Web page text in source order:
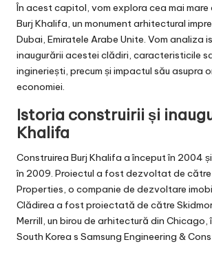
În acest capitol, vom explora cea mai mare
Burj Khalifa, un monument arhitectural
Dubai, Emiratele Arabe Unite. Vom analiza
inaugurării acestei clădiri, caracteristicile
ingineriești, precum și impactul său asupra
economiei.
Istoria construirii și
Khalifa
Construirea Burj Khalifa a început în 2004
în 2009. Proiectul a fost dezvoltat de către
Properties, o companie de dezvoltare
Clădirea a fost proiectată de către
Merrill, un birou de arhitectură din Chicago,
South Korea s Samsung Engineering &